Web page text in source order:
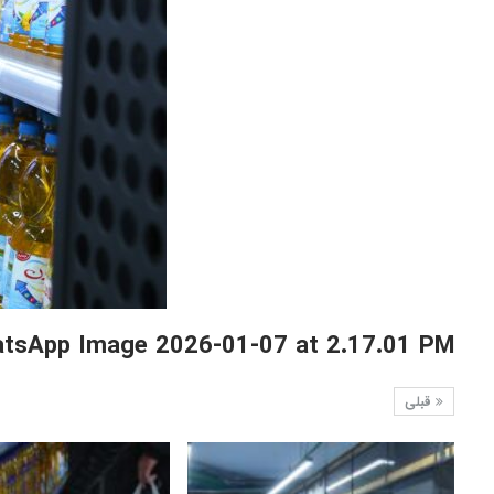
Image 2026-01-07 at 2.17.01 PM
قبلی